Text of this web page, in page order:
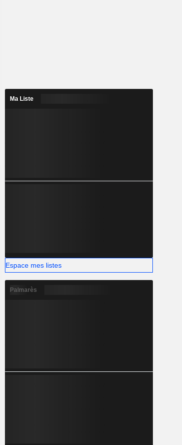
Ma Liste
Espace mes listes
Palmarès